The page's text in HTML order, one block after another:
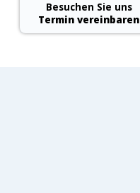
Besuchen Sie uns
Termin vereinbaren